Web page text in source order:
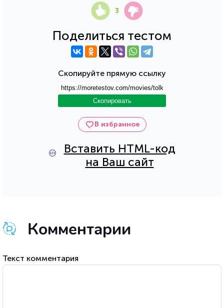
В избранное
Вставить HTML-код
на Ваш сайт
Поделиться тестом
Скопируйте прямую ссылку
Скопировать
3
Комментарии
Текст комментария